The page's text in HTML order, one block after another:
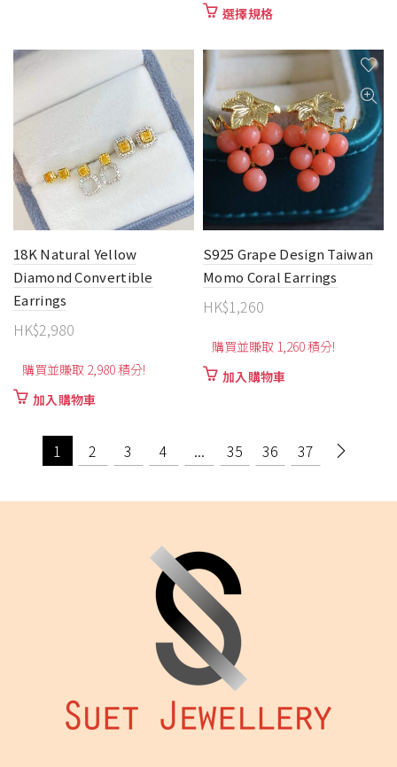
到
選擇規格此
品
有
多
種
款
式。
產
品
頁
面
選
項
18K Natural Yellow
Diamond Convertible
Earrings
HK$2,980
購買並賺取 2,980 積分!
加入購物車
S925 Grape Design Taiwan
Momo Coral Earrings
HK$1,260
購買並賺取 1,260 積分!
加入購物車
1 2 3 4 ... 35 36 37